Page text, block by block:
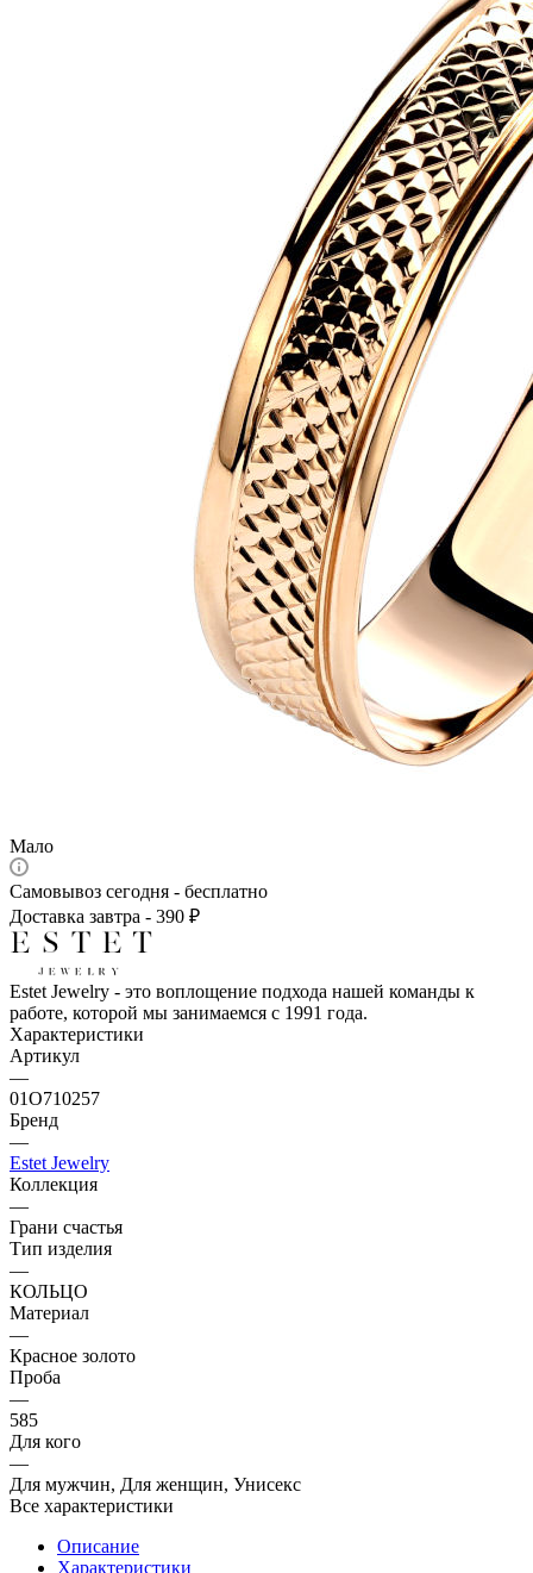
Мало
Самовывоз сегодня - бесплатно
Доставка завтра - 390 ₽
Estet Jewelry - это воплощение подхода нашей команды к
работе, которой мы занимаемся с 1991 года.
Характеристики
Артикул
—
01О710257
Бренд
—
Estet Jewelry
Коллекция
—
Грани счастья
Тип изделия
—
КОЛЬЦО
Материал
—
Красное золото
Проба
—
585
Для кого
—
Для мужчин, Для женщин, Унисекс
Все характеристики
Описание
Характеристики